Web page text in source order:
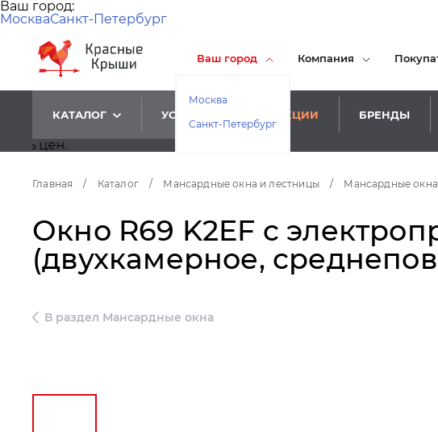
Ваш город:
МоскваСанкт-Петербург
Ваш город
Москва
Санкт-Петербург
Компания
КАТАЛОГ УСЛУГИ АКЦИИ БРЕНДЫ
Главная / Каталог / Мансардные окна и лестницы / Мансардные окна
Окно R69 K2EF c
(двухкамерное,
В раздел Мансардные окна